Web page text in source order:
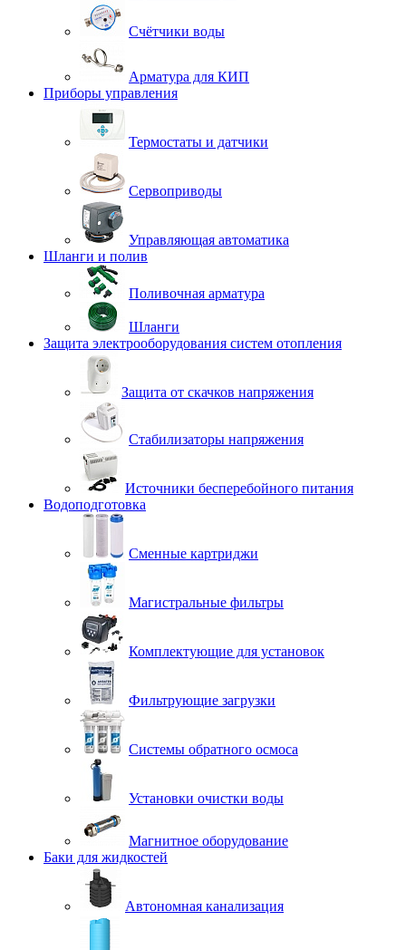
Счётчики воды
Арматура для КИП
Приборы управления
Термостаты и датчики
Сервоприводы
Управляющая автоматика
Шланги и полив
Поливочная арматура
Шланги
Защита электрооборудования систем отопления
Защита от скачков напряжения
Стабилизаторы напряжения
Источники бесперебойного питания
Водоподготовка
Сменные картриджи
Магистральные фильтры
Комплектующие для установок
Фильтрующие загрузки
Системы обратного осмоса
Установки очистки воды
Магнитное оборудование
Баки для жидкостей
Автономная канализация